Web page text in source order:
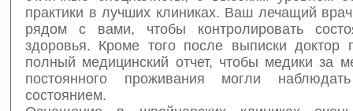
практики в лучших клиниках. Ваш лечащий врач
рядом с вами, чтобы контролировать
здоровья. Кроме того после выписки доктор
полный медицинский отчет, чтобы медики за
постоянного проживания могли
состоянием.